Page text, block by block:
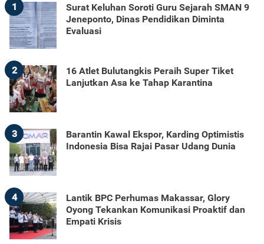
1
Surat Keluhan Soroti Guru Sejarah SMAN 9
Jeneponto, Dinas Pendidikan Diminta
Evaluasi
2
16 Atlet Bulutangkis Peraih Super Tiket
Lanjutkan Asa ke Tahap Karantina
3
Barantin Kawal Ekspor, Karding Optimistis
Indonesia Bisa Rajai Pasar Udang Dunia
4
Lantik BPC Perhumas Makassar, Glory
Oyong Tekankan Komunikasi Proaktif dan
Empati Krisis